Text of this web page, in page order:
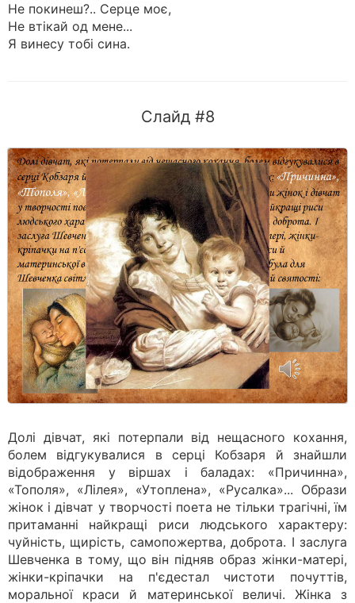
Не покинеш?.. Серце моє,
Не втікай од мене...
Я винесу тобі сина.
Слайд #8
Долі дівчат, які потерпали від нещасного кохання,
болем відгукувалися в серці Кобзаря й знайшли
відображення у віршах і баладах: «Причинна»,
«Тополя», «Лілея», «Утоплена», «Русалка»... Образи
жінок і дівчат у творчості поета не тільки трагічні, їм
притаманні найкращі риси людського характеру:
чуйність, щирість, самопожертва, доброта. І заслуга
Шевченка в тому, що він підняв образ жінки-матері,
жінки-кріпачки на п'єдестал чистоти почуттів,
моральної краси й материнської величі. Жінка з